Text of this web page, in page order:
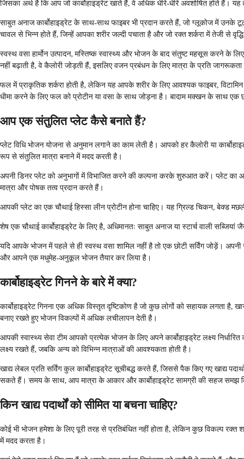
जिसका अर्थ है कि आप जो कार्बोहाइड्रेट खाते हैं, वे अधिक धीरे-धीरे अवशोषित होते हैं। यह
साबुत अनाज कार्बोहाइड्रेट के साथ-साथ फाइबर भी प्रदान करते हैं, जो ग्लूकोज में
चावल से भिन्न होते हैं, जिन्हें आपका शरीर जल्दी पचाता है और जो रक्त शर्करा में तेजी से
स्वस्थ वसा हार्मोन उत्पादन, मस्तिष्क स्वास्थ्य और भोजन के बाद संतुष्ट महसूस करने के
नहीं बढ़ाती है, वे कैलोरी जोड़ती हैं, इसलिए वजन प्रबंधन के लिए मात्रा के प्रति जागरूकता
फल में प्राकृतिक शर्करा होती है, लेकिन यह आपके शरीर के लिए आवश्यक फाइबर,
धीमा करने के लिए फल को प्रोटीन या वसा के साथ जोड़ना है। बादाम मक्खन के साथ
आप एक संतुलित प्लेट कैसे बनाते हैं?
प्लेट विधि भोजन योजना से अनुमान लगाने का काम लेती है। आपको हर कैलोरी या
रूप से संतुलित मात्रा बनाने में मदद करती है।
अपनी डिनर प्लेट को अनुभागों में विभाजित करने की कल्पना करके शुरुआत करें। प्लेट का
मात्रा और पोषक तत्व प्रदान करते हैं।
आपकी प्लेट का एक चौथाई हिस्सा लीन प्रोटीन होना चाहिए। यह ग्रिल्ड चिकन, बेक्ड
शेष एक चौथाई कार्बोहाइड्रेट के लिए है, अधिमानतः साबुत अनाज या स्टार्च वाली
यदि आपके भोजन में पहले से ही स्वस्थ वसा शामिल नहीं है तो एक छोटी सर्विंग जोड़ें।
और आपने एक मधुमेह-अनुकूल भोजन तैयार कर लिया है।
कार्बोहाइड्रेट गिनने के बारे में क्या?
कार्बोहाइड्रेट गिनना एक अधिक विस्तृत दृष्टिकोण है जो कुछ लोगों को सहायक लगता
बनाए रखते हुए भोजन विकल्पों में अधिक लचीलापन देती है।
आपकी स्वास्थ्य सेवा टीम आपको प्रत्येक भोजन के लिए अपने कार्बोहाइड्रेट लक्ष्य
लक्ष्य रखते हैं, जबकि अन्य को विभिन्न मात्राओं की आवश्यकता होती है।
खाद्य लेबल प्रति सर्विंग कुल कार्बोहाइड्रेट सूचीबद्ध करते हैं, जिससे पैक किए गए खाद्य
सकते हैं। समय के साथ, आप मात्रा के आकार और कार्बोहाइड्रेट सामग्री की सहज समझ
किन खाद्य पदार्थों को सीमित या बचना चाहिए?
कोई भी भोजन हमेशा के लिए पूरी तरह से प्रतिबंधित नहीं होता है, लेकिन कुछ विकल्प रक्त
में मदद करता है।